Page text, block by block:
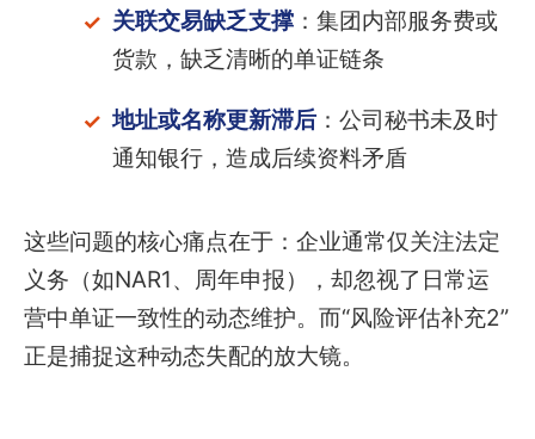
关联交易缺乏支撑：集团内部服务费或
货款，缺乏清晰的单证链条
地址或名称更新滞后：公司秘书未及时
通知银行，造成后续资料矛盾
这些问题的核心痛点在于：企业通常仅关注法定
义务（如NAR1、周年申报），却忽视了日常运
营中单证一致性的动态维护。而“风险评估补充2”
正是捕捉这种动态失配的放大镜。